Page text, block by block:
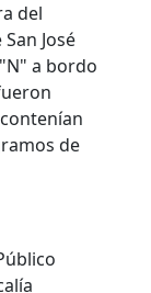
del
José
a bordo
de